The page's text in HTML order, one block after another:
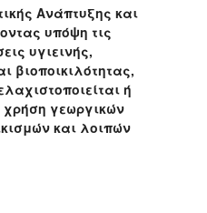
Ανάπτυξης και
υπόψη τις
υγιεινής,
βιοποικιλότητας,
ή
γεωργικών
και λοιπών